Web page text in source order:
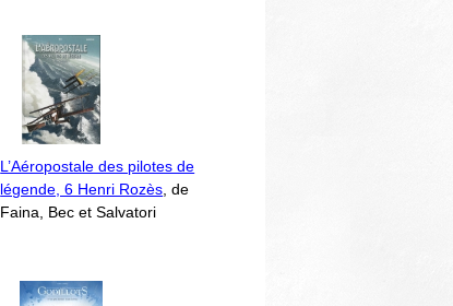
L’Aéropostale des pilotes de
légende, 6 Henri Rozès , de
Faina, Bec et Salvatori